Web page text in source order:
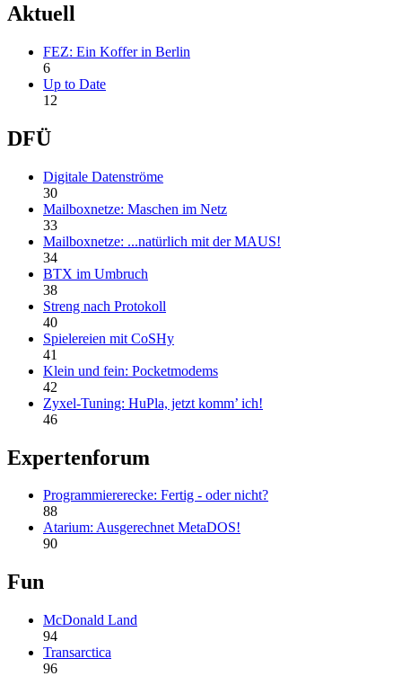
Aktuell
FEZ: Ein Koffer in Berlin
6
Up to Date
12
DFÜ
Digitale Datenströme
30
Mailboxnetze: Maschen im Netz
33
Mailboxnetze: ...natürlich mit der MAUS!
34
BTX im Umbruch
38
Streng nach Protokoll
40
Spielereien mit CoSHy
41
Klein und fein: Pocketmodems
42
Zyxel-Tuning: HuPla, jetzt komm’ ich!
46
Expertenforum
Programmiererecke: Fertig - oder nicht?
88
Atarium: Ausgerechnet MetaDOS!
90
Fun
McDonald Land
94
Transarctica
96